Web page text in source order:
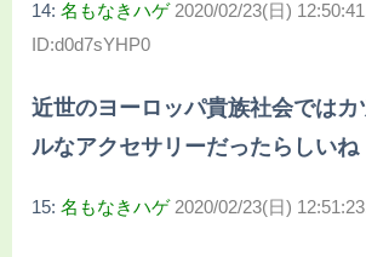
14: 名もなきハゲ 2020/02/23(日)
ID:d0d7sYHP0
近世のヨーロッパ貴族社会ではカ
ルなアクセサリーだったらしいね
15: 名もなきハゲ 2020/02/23(日)